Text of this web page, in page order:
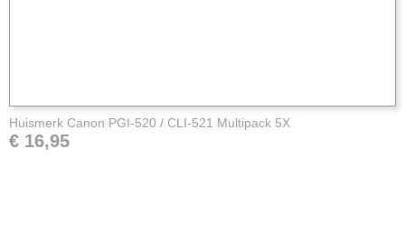
Huismerk Canon PGI-520 / CLI-521 Multipack 5X
€ 16,95